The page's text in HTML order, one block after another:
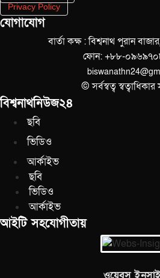
Privacy Policy
যোগাযোগ
বার্তা কক্ষ : বিশ্বনাথ পুরান
ফোন: +৮৮-
© সর্বস্বত্ব
বিশ্বনাথনিউজ২৪
ছবি
ভিডিও
আর্কাইভ
ছবি
ভিডিও
আর্কাইভ
আইটি সহযোগীতায়